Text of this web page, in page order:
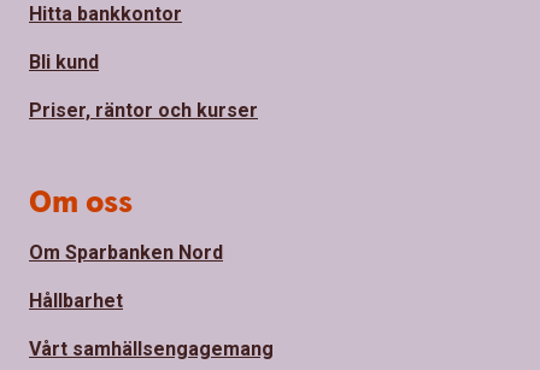
Hitta bankkontor
Bli kund
Priser, räntor och kurser
Om oss
Om Sparbanken Nord
Hållbarhet
Vårt samhällsengagemang